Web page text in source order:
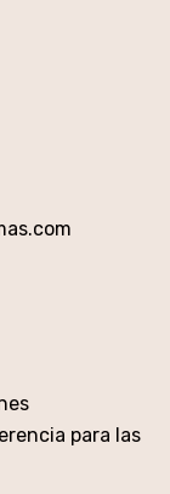
para las